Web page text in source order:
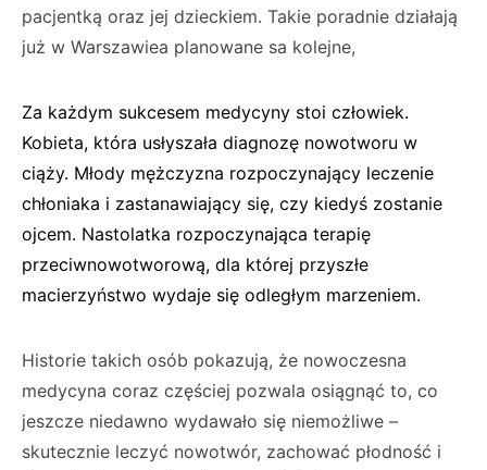
pacjentką oraz jej dzieckiem. Takie poradnie działają
już w Warszawiea planowane sa kolejne,
Za każdym sukcesem medycyny stoi człowiek.
Kobieta, która usłyszała diagnozę nowotworu w
ciąży. Młody mężczyzna rozpoczynający leczenie
chłoniaka i zastanawiający się, czy kiedyś zostanie
ojcem. Nastolatka rozpoczynająca terapię
przeciwnowotworową, dla której przyszłe
macierzyństwo wydaje się odległym marzeniem.
Historie takich osób pokazują, że nowoczesna
medycyna coraz częściej pozwala osiągnąć to, co
jeszcze niedawno wydawało się niemożliwe –
skutecznie leczyć nowotwór, zachować płodność i